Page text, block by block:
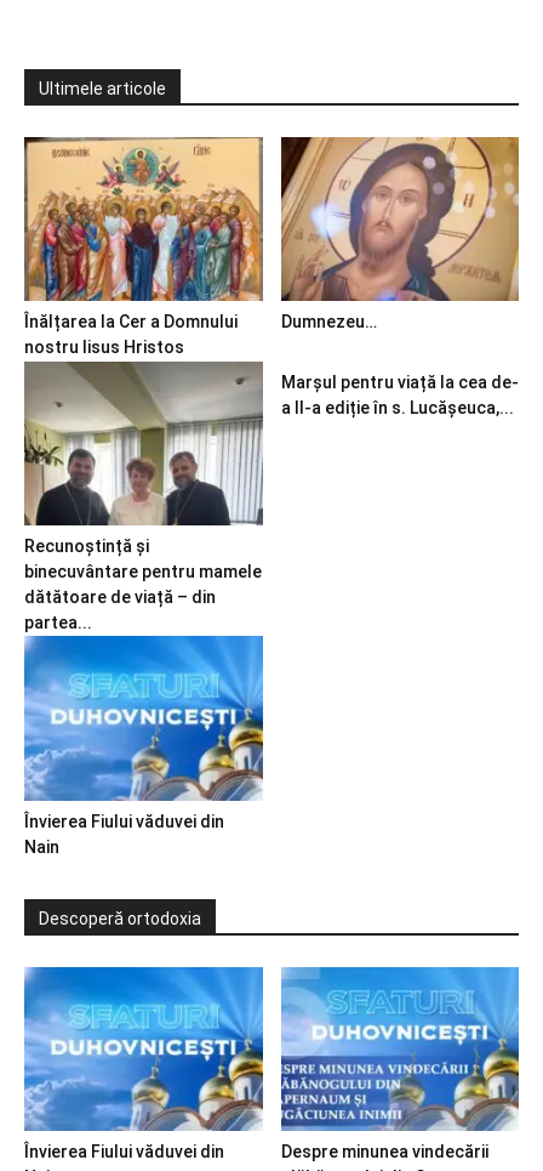
Ultimele articole
Înălțarea la Cer a Domnului
nostru Iisus Hristos
Dumnezeu…
Recunoștință și
binecuvântare pentru mamele
dătătoare de viață – din
partea...
Marșul pentru viață la cea de-
a II-a ediție în s. Lucășeuca,...
Învierea Fiului văduvei din
Nain
Descoperă ortodoxia
Învierea Fiului văduvei din
Despre minunea vindecării